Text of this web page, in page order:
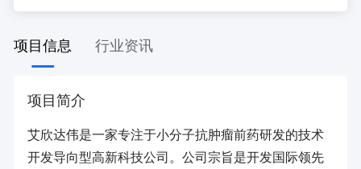
项目信息 行业资讯
项目简介
艾欣达伟是一家专注于小分子抗肿瘤前药研发的技术
开发导向型高新科技公司。公司宗旨是开发国际领先